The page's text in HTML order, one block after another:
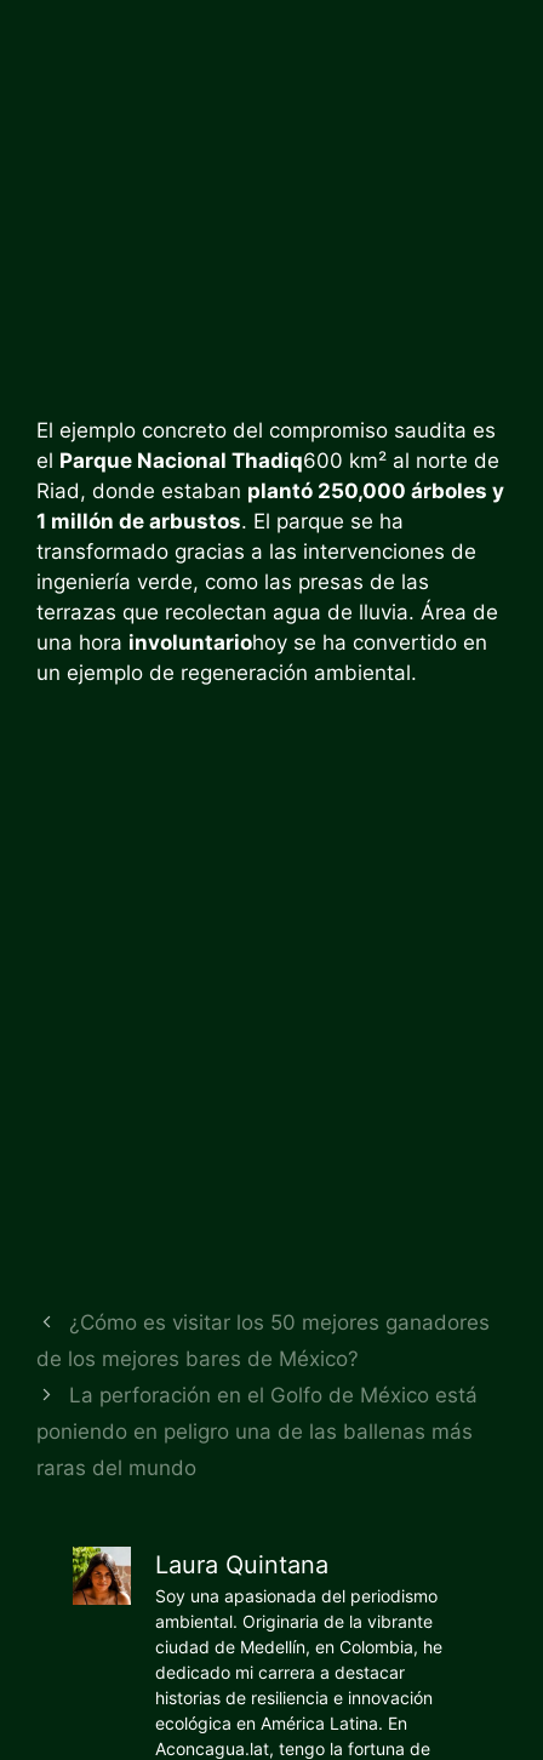
El ejemplo concreto del compromiso saudita es
el Parque Nacional Thadiq600 km² al norte de
Riad, donde estaban plantó 250,000 árboles y
1 millón de arbustos. El parque se ha
transformado gracias a las intervenciones de
ingeniería verde, como las presas de las
terrazas que recolectan agua de lluvia. Área de
una hora involuntariohoy se ha convertido en
un ejemplo de regeneración ambiental.
¿Cómo es visitar los 50 mejores ganadores
de los mejores bares de México?
La perforación en el Golfo de México está
poniendo en peligro una de las ballenas más
raras del mundo
Laura Quintana
Soy una apasionada del periodismo
ambiental. Originaria de la vibrante
ciudad de Medellín, en Colombia, he
dedicado mi carrera a destacar
historias de resiliencia e innovación
ecológica en América Latina. En
Aconcagua.lat, tengo la fortuna de